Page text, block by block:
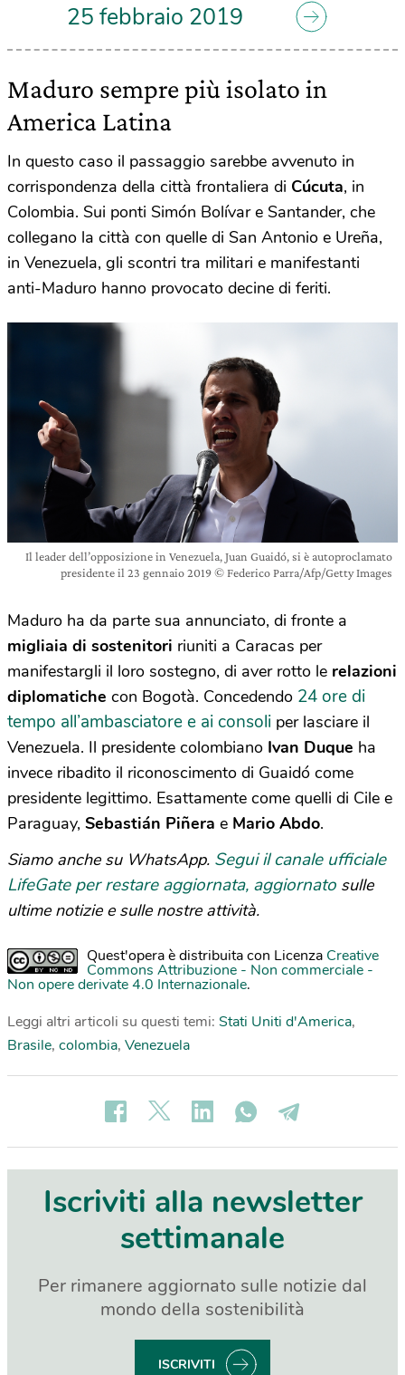
25 febbraio 2019
Maduro sempre più isolato in
America Latina
In questo caso il passaggio sarebbe avvenuto in
corrispondenza della città frontaliera di Cúcuta, in
Colombia. Sui ponti Simón Bolívar e Santander, che
collegano la città con quelle di San Antonio e Ureña,
in Venezuela, gli scontri tra militari e manifestanti
anti-Maduro hanno provocato decine di feriti.
Il leader dell’opposizione in Venezuela, Juan Guaidó, si è autoproclamato
presidente il 23 gennaio 2019 © Federico Parra/Afp/Getty Images
Maduro ha da parte sua annunciato, di fronte a
migliaia di sostenitori riuniti a Caracas per
manifestargli il loro sostegno, di aver rotto le relazioni
diplomatiche con Bogotà. Concedendo 24 ore di
tempo all’ambasciatore e ai consoli per lasciare il
Venezuela. Il presidente colombiano Ivan Duque ha
invece ribadito il riconoscimento di Guaidó come
presidente legittimo. Esattamente come quelli di Cile e
Paraguay, Sebastián Piñera e Mario Abdo.
Siamo anche su WhatsApp. Segui il canale ufficiale
LifeGate per restare aggiornata, aggiornato sulle
ultime notizie e sulle nostre attività.
Quest'opera è distribuita con Licenza Creative
Commons Attribuzione - Non commerciale -
Non opere derivate 4.0 Internazionale.
Leggi altri articoli su questi temi: Stati Uniti d'America,
Brasile, colombia, Venezuela
Iscriviti alla newsletter
settimanale
Per rimanere aggiornato sulle notizie dal
mondo della sostenibilità
ISCRIVITI